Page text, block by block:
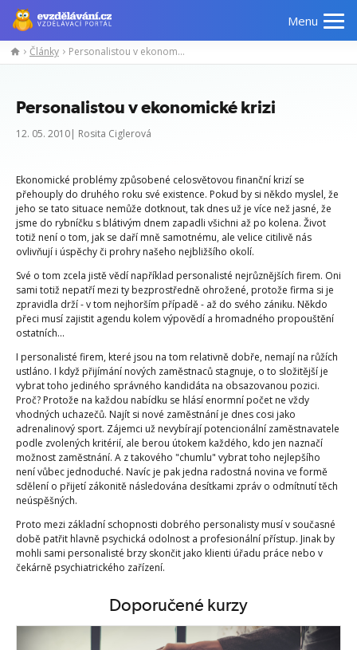
Menu
Články Personalistou v ekonomické krizi
Personalistou v ekonomické krizi
12. 05. 2010| Rosita Ciglerová
Ekonomické problémy způsobené celosvětovou finanční krizí se
přehouply do druhého roku své existence. Pokud by si někdo myslel, že
jeho se tato situace nemůže dotknout, tak dnes už je více než jasné, že
jsme do rybníčku s blátivým dnem zapadli všichni až po kolena. Život
totiž není o tom, jak se daří mně samotnému, ale velice citilivě nás
ovlivňují i úspěchy či prohry našeho nejbližšího okolí.
Své o tom zcela jistě vědí například personalisté nejrůznějších firem. Oni
sami totiž nepatří mezi ty bezprostředně ohrožené, protože firma si je
zpravidla drží - v tom nejhorším případě - až do svého zániku. Někdo
přeci musí zajistit agendu kolem výpovědí a hromadného propouštění
ostatních...
I personalisté firem, které jsou na tom relativně dobře, nemají na růžích
ustláno. I když přijímání nových zaměstnaců stagnuje, o to složitější je
vybrat toho jediného správného kandidáta na obsazovanou pozici.
Proč? Protože na každou nabídku se hlásí enormní počet ne vždy
vhodných uchazečů. Najít si nové zaměstnání je dnes cosi jako
adrenalinový sport. Zájemci už nevybírají potencionální zaměstnavatele
podle zvolených kritérií, ale berou útokem každého, kdo jen naznačí
možnost zaměstnání. A z takového "chumlu" vybrat toho nejlepšího
není vůbec jednoduché. Navíc je pak jedna radostná novina ve formě
sdělení o přijetí zákonitě následována desítkami zpráv o odmítnutí těch
neúspěšných.
Proto mezi základní schopnosti dobrého personalisty musí v současné
době patřit hlavně psychická odolnost a profesionální přístup. Jinak by
mohli sami personalisté brzy skončit jako klienti úřadu práce nebo v
čekárně psychiatrického zařízení.
Doporučené kurzy